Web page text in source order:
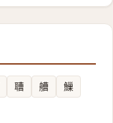
䏆 艚
䲃